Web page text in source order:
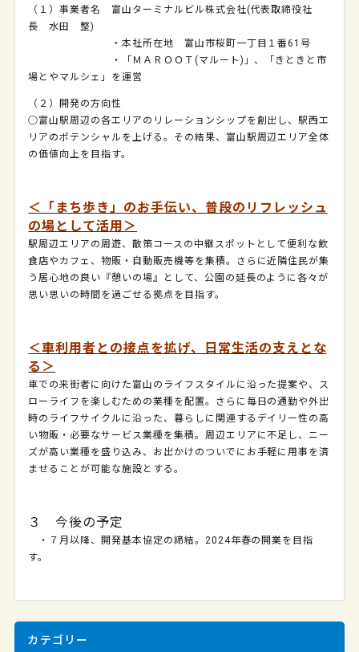
（１）事業者名 富山ターミナルビル株式会社(代表取締役社
長 水田 整)
・本社所在地 富山市桜町一丁目１番61号
・「ＭＡＲＯＯＴ(マルート)」、「きときと市
場とやマルシェ」を運営
（２）開発の方向性
○富山駅周辺の各エリアのリレーションシップを創出し、駅西エ
リアのポテンシャルを上げる。その結果、富山駅周辺エリア全体
の価値向上を目指す。
＜「まち歩き」のお手伝い、普段のリフレッシュ
の場として活用＞
駅周辺エリアの周遊、散策コースの中継スポットとして便利な飲
食店やカフェ、物販・自動販売機等を集積。さらに近隣住民が集
う居心地の良い『憩いの場』として、公園の延長のように各々が
思い思いの時間を過ごせる拠点を目指す。
＜車利用者との接点を拡げ、日常生活の支えとな
る＞
車での来街者に向けた富山のライフスタイルに沿った提案や、ス
ローライフを楽しむための業種を配置。さらに毎日の通勤や外出
時のライフサイクルに沿った、暮らしに関連するデイリー性の高
い物販・必要なサービス業種を集積。周辺エリアに不足し、ニー
ズが高い業種を盛り込み、お出かけのついでにお手軽に用事を済
ませることが可能な施設とする。
３ 今後の予定
・７月以降、開発基本協定の締結。2024年春の開業を目指
す。
カテゴリー